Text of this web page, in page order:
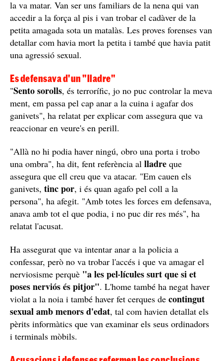
nena baixava de casa dels seus avis per trobar-se amb el
seu pare, que l'esperava al carrer.
Joan Francesc López Ortiz entrant al pis on, presumptament, va
assassinar a Laia Alsina / ACN
La va fer entrar a la força a casa i allà, presumptament,
la va matar. Van ser uns familiars de la nena qui van
petita amagada sota un matalàs. Les proves forenses van
detallar com havia mort la petita i també que havia patit
una agressió sexual.
Es defensava d'un "lladre"
"Sento sorolls, és terrorífic, jo no puc controlar la meva
ment, em passa pel cap anar a la cuina i agafar dos
ganivets", ha relatat per explicar com assegura que va